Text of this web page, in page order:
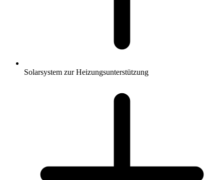
Solarsystem zur Heizungsunterstützung